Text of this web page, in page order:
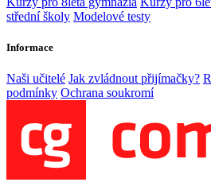
střední školy Modelové testy
Informace
Naši učitelé Jak zvládnout přijímačky?
podmínky Ochrana soukromí